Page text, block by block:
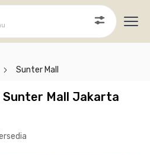
Sunter Mall
Mall Jakarta